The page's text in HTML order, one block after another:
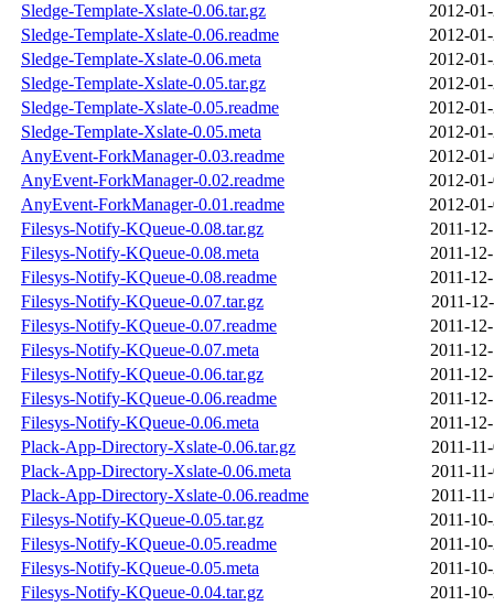
Sledge-Template-Xslate-0.06.tar.gz
2012-
Sledge-Template-Xslate-0.06.readme
2012-
Sledge-Template-Xslate-0.06.meta
2012-
Sledge-Template-Xslate-0.05.tar.gz
2012-
Sledge-Template-Xslate-0.05.readme
2012-
Sledge-Template-Xslate-0.05.meta
2012-
AnyEvent-ForkManager-0.03.readme
2012-
AnyEvent-ForkManager-0.02.readme
2012-
AnyEvent-ForkManager-0.01.readme
2012-
Filesys-Notify-KQueue-0.08.tar.gz
2011-
Filesys-Notify-KQueue-0.08.meta
2011-
Filesys-Notify-KQueue-0.08.readme
2011-
Filesys-Notify-KQueue-0.07.tar.gz
2011-
Filesys-Notify-KQueue-0.07.readme
2011-
Filesys-Notify-KQueue-0.07.meta
2011-
Filesys-Notify-KQueue-0.06.tar.gz
2011-
Filesys-Notify-KQueue-0.06.readme
2011-
Filesys-Notify-KQueue-0.06.meta
2011-
Plack-App-Directory-Xslate-0.06.tar.gz
2011-
Plack-App-Directory-Xslate-0.06.meta
2011-
Plack-App-Directory-Xslate-0.06.readme
2011-
Filesys-Notify-KQueue-0.05.tar.gz
2011-
Filesys-Notify-KQueue-0.05.readme
2011-
Filesys-Notify-KQueue-0.05.meta
2011-
Filesys-Notify-KQueue-0.04.tar.gz
2011-